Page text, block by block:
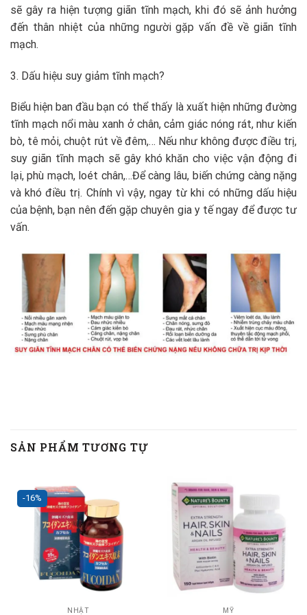
sẽ gây ra hiện tượng giãn tĩnh mạch, khi đó sẽ ảnh hưởng
đến thân nhiệt của những người gặp vấn đề về giãn tĩnh
mạch.
3. Dấu hiệu suy giảm tĩnh mạch?
Biểu hiện ban đầu bạn có thể thấy là xuất hiện những đường
tĩnh mạch nổi màu xanh ở chân, cảm giác nóng rát, như kiến
bò, tê mỏi, chuột rút về đêm,… Nếu như không được điều trị,
suy giãn tĩnh mạch sẽ gây khó khăn cho việc vận động đi
lại, phù mạch, loét chân,…Để càng lâu, biến chứng càng nặng
và khó điều trị. Chính vì vậy, ngay từ khi có những dấu hiệu
của bệnh, bạn nên đến gặp chuyên gia y tế ngay để được tư
vấn.
SẢN PHẨM TƯƠNG TỰ
-16%
NHẬT MỸ